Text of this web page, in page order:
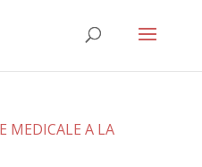
MEDICALE A LA